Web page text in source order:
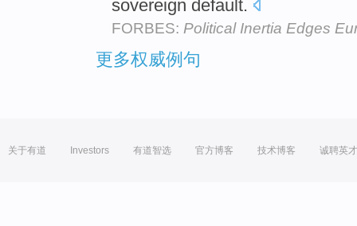
sovereign default.
FORBES: Political Inertia Edges
更多权威例句
关于有道 Investors 有道智选 官方博客 技术博客 诚聘英才